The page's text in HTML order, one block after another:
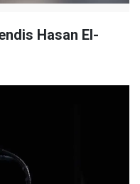
Hasan El-